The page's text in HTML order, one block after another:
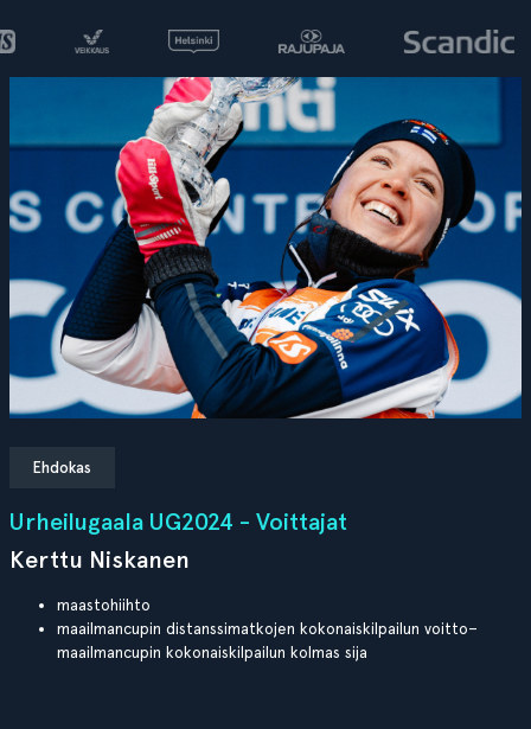
Ehdokas
Urheilugaala UG2024 - Voittajat
Kerttu Niskanen
maastohiihto
maailmancupin distanssimatkojen kokonaiskilpailun voitto–
maailmancupin kokonaiskilpailun kolmas sija